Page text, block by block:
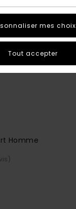
Homme
mes choix
Tout accepter